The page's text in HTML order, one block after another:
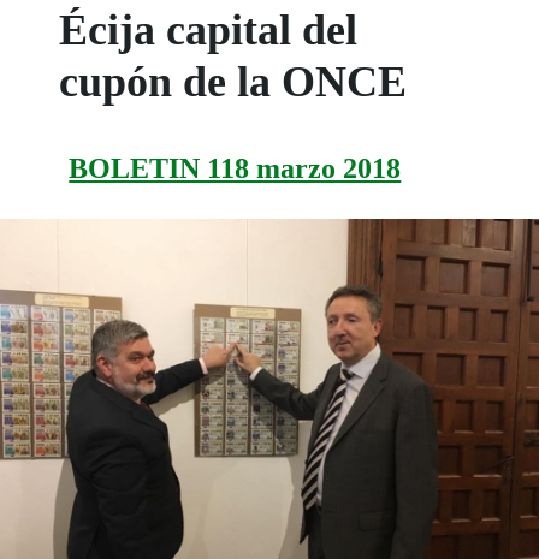
Écija capital del
cupón de la ONCE
BOLETIN 118 marzo 2018